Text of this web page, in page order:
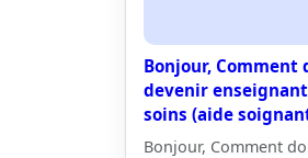
Bonjour,
devenir
soins (aide
Bonjour, Comment